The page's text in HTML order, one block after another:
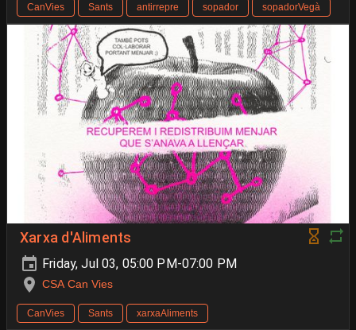
CanVies Sants antirrepre sopador sopadorVegà
Xarxa d'Aliments
Friday, Jul 03, 05:00 PM-07:00 PM
CSA Can Vies
CanVies Sants xarxaAliments